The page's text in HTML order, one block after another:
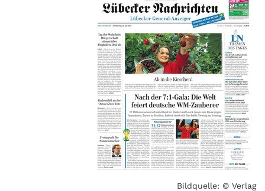
Bildquelle: © Verlag